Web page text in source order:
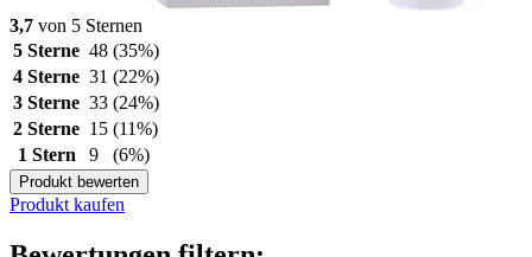
3,7 von 5 Sternen
5 Sterne 48 (35%)
4 Sterne 31 (22%)
3 Sterne 33 (24%)
2 Sterne 15 (11%)
1 Stern
9 (6%)
Produkt bewerten
Produkt kaufen